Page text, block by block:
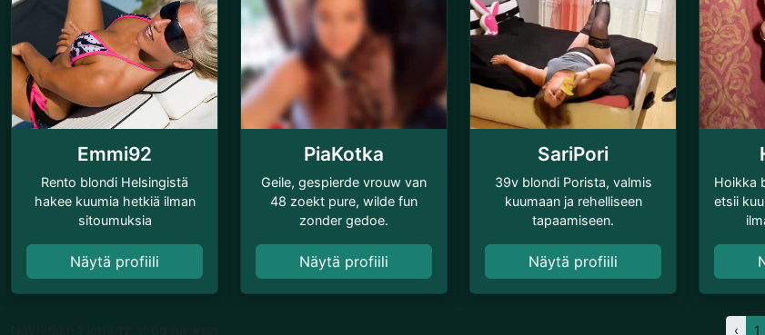
Emmi92
Rento blondi Helsingistä
hakee kuumia hetkiä ilman
sitoumuksia
Näytä profiili
PiaKotka
Geile, gespierde vrouw van
48 zoekt pure, wilde fun
zonder gedoe.
Näytä profiili
SariPori
39v blondi Porista, valmis
kuumaan ja rehelliseen
tapaamiseen.
Näytä profiili
Hoikka
etsii
‹ 1